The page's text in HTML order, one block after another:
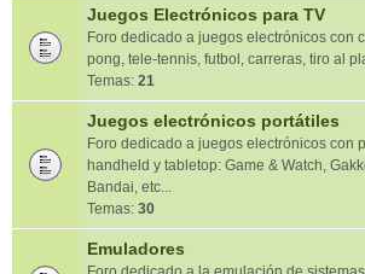
Juegos Electrónicos para TV
Foro dedicado a juegos electrónicos con
pong, tele-tennis, futbol, carreras, tiro al
Temas: 21
Juegos electrónicos portátiles
Foro dedicado a juegos electrónicos con
handheld y tabletop: Game & Watch,
Bandai, etc...
Temas: 30
Emuladores